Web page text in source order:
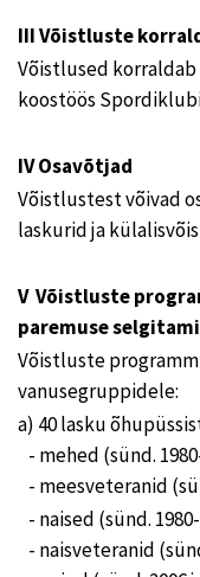
III Võistluste
Võistlused
koostöös
IV Osavõtjad
Võistlustest võivad
laskurid ja
V Võistluste
paremuse
Võistluste
vanusegruppidele:
a) 40 lasku
- mehed (sünd.
- meesveteranid
- naised (sünd.
- naisveteranid